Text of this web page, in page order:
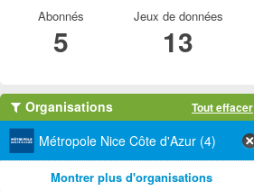
Abonnés
5
Jeux de données
13
Organisations Tout effacer
Métropole Nice Côte d'Azur (4)
Montrer plus d'organisations